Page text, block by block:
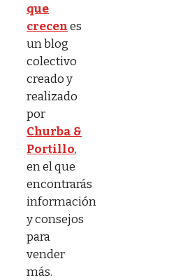
que
crecenes
un blog
colectivo
creado y
realizado
por
Churba &
Portillo,
en el que
encontrarás
información
y consejos
para
vender
más.